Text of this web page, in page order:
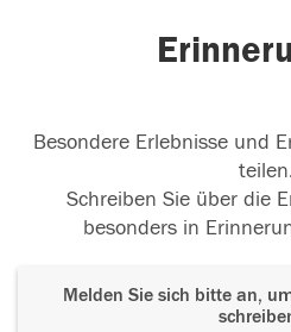
Besondere Erlebnisse und
Schreiben Sie über die
besonders in
Melden Sie sich bitte an,